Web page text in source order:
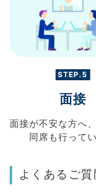
STEP.5
面接
面接が不安な方へ、
同席も行って
よくあるご質